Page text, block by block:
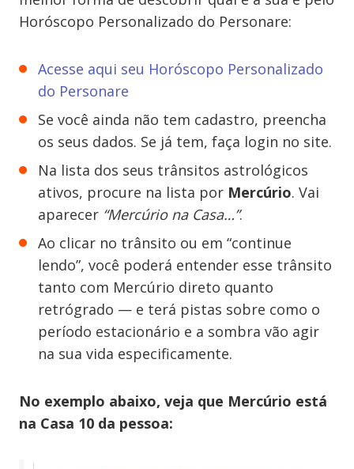
Horóscopo Personalizado do Personare:
Acesse aqui seu Horóscopo Personalizado
do Personare
Se você ainda não tem cadastro, preencha
os seus dados. Se já tem, faça login no site.
Na lista dos seus trânsitos astrológicos
ativos, procure na lista por Mercúrio. Vai
aparecer “Mercúrio na Casa…”.
Ao clicar no trânsito ou em “continue
lendo”, você poderá entender esse trânsito
tanto com Mercúrio direto quanto
retrógrado — e terá pistas sobre como o
período estacionário e a sombra vão agir
na sua vida especificamente.
No exemplo abaixo, veja que Mercúrio está
na Casa 10 da pessoa: